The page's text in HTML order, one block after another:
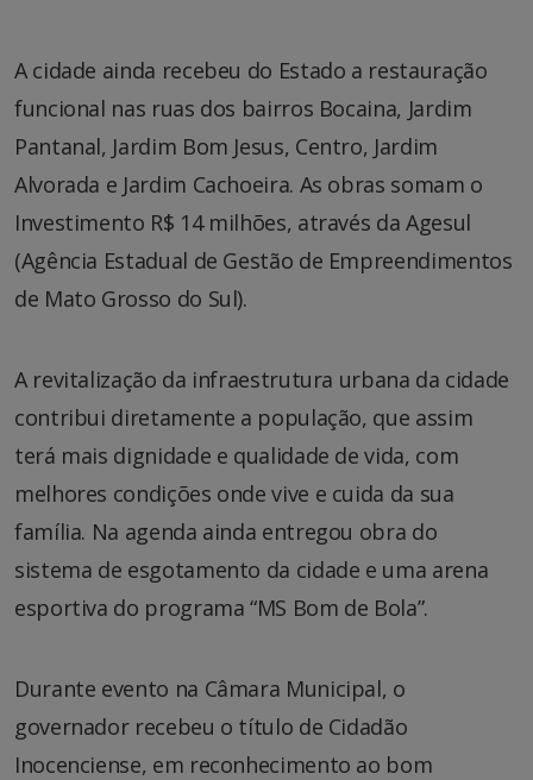
A cidade ainda recebeu do Estado a restauração
funcional nas ruas dos bairros Bocaina, Jardim
Pantanal, Jardim Bom Jesus, Centro, Jardim
Alvorada e Jardim Cachoeira. As obras somam o
Investimento R$ 14 milhões, através da Agesul
(Agência Estadual de Gestão de Empreendimentos
de Mato Grosso do Sul).
A revitalização da infraestrutura urbana da cidade
contribui diretamente a população, que assim
terá mais dignidade e qualidade de vida, com
melhores condições onde vive e cuida da sua
família. Na agenda ainda entregou obra do
sistema de esgotamento da cidade e uma arena
esportiva do programa “MS Bom de Bola”.
Durante evento na Câmara Municipal, o
governador recebeu o título de Cidadão
Inocenciense, em reconhecimento ao bom